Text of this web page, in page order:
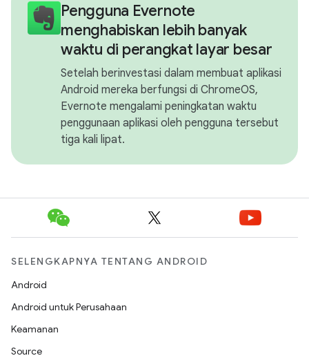
Pengguna Evernote
menghabiskan lebih banyak
waktu di perangkat layar besar
Setelah berinvestasi dalam membuat aplikasi
Android mereka berfungsi di ChromeOS,
Evernote mengalami peningkatan waktu
penggunaan aplikasi oleh pengguna tersebut
tiga kali lipat.
SELENGKAPNYA TENTANG ANDROID
Android
Android untuk Perusahaan
Keamanan
Source